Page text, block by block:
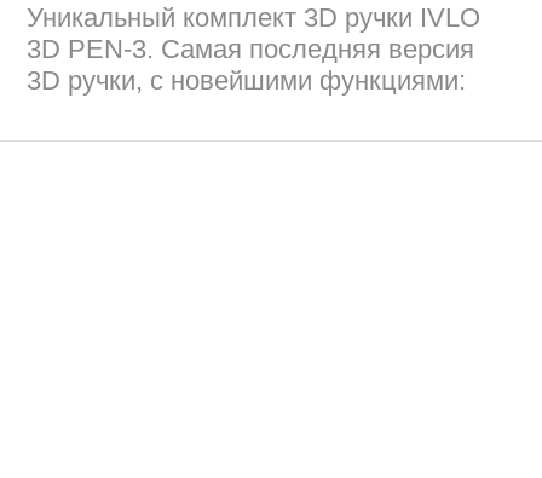
Уникальный комплект 3D ручки IVLO
3D PEN-3. Самая последняя версия
3D ручки, с новeйшими фyнкциями: